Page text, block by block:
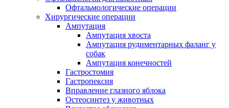
Офтальмологические операции
Хирургические операции
Ампутация
Ампутация хвоста
Ампутация рудиментарных фаланг у
собак
Ампутация конечностей
Гастростомия
Гастропексия
Вправление глазного яблока
Остеосинтез у животных